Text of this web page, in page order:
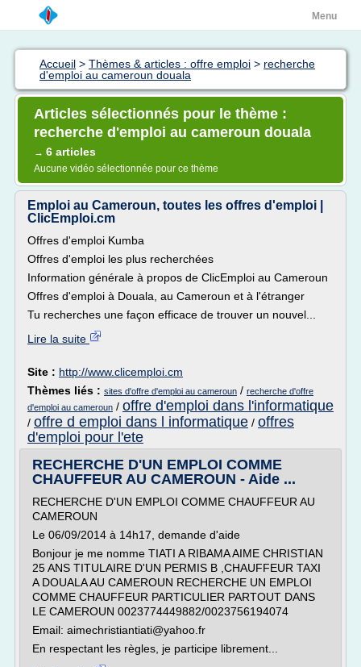
Menu
Accueil > Thèmes & articles : offre emploi > recherche
d'emploi au cameroun douala
Articles sélectionnés pour le thème :
recherche d'emploi au cameroun douala
→ 6 articles
Aucune vidéo sélectionnée pour ce thème
Emploi au Cameroun, toutes les offres d'emploi |
ClicEmploi.cm
Offres d'emploi Kumba
Offres d'emploi les plus recherchées
Information générale à propos de ClicEmploi au Cameroun
Offres d'emploi à Douala, au Cameroun et à l'étranger
Tu recherches une façon efficace de trouver un nouvel...
Lire la suite
Site : http://www.clicemploi.cm
Thèmes liés : sites d'offre d'emploi au cameroun / recherche d'offre
d'emploi au cameroun / offre d'emploi dans l'informatique
/ offre d emploi dans l informatique / offres
d'emploi pour l'ete
RECHERCHE D'UN EMPLOI COMME
CHAUFFEUR AU CAMEROUN - Aide ...
RECHERCHE D'UN EMPLOI COMME CHAUFFEUR AU
CAMEROUN
Le 06/09/2014 à 14h17, demande d'aide
Bonjour je me nomme TIATI A RIBAMA AIME CHRISTIAN
25 ANS TITULAIRE D'UN PERMIS B ,CHAUFFEUR TAXI
A DOUALA AU CAMEROUN RECHERCHE UN EMPLOI
COMME CHAUFFEUR PARTICULIER PARTOUT DANS
LE CAMEROUN 0023774449882/0023756194074
Email: aimechristiantiati@yahoo.fr
En respectant les règles, je participe librement...